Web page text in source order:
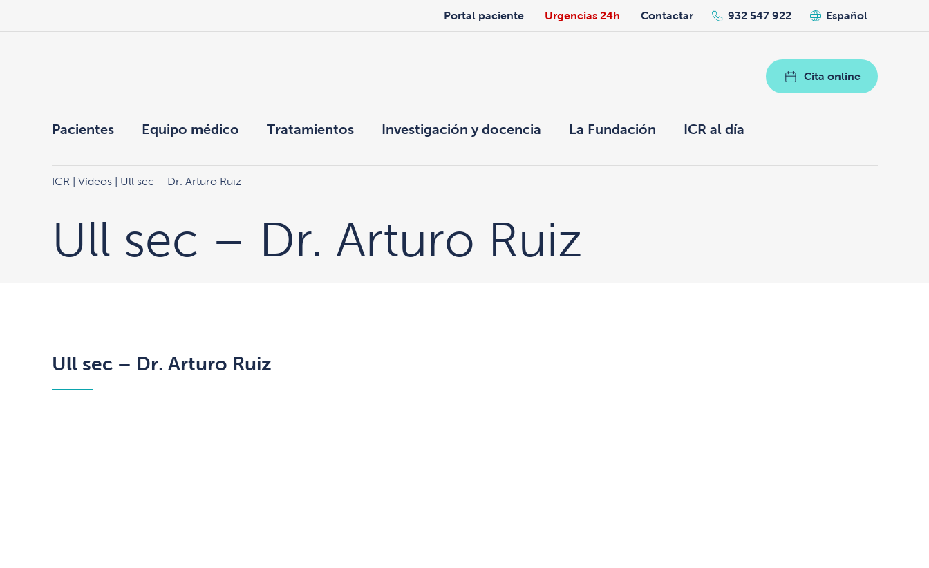
Portal paciente Urgencias 24h Contactar 932 547 922 Español
Cita online
Pacientes Equipo médico Tratamientos Investigación y docencia La Fundación ICR al día
ICR Vídeos| Ull sec – Dr. Arturo Ruiz
Ull sec – Dr. Arturo Ruiz
Ull sec – Dr. Arturo Ruiz